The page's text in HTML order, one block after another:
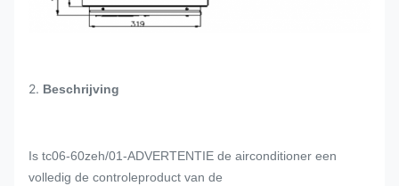
2. Beschrijving
Is tc06-60zeh/01-ADVERTENTIE de airconditioner een
volledig de controleproduct van de